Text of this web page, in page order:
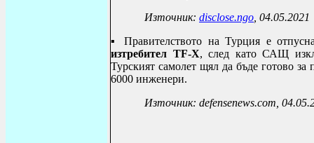
Източник: disclose.ngo , 04.05.2021
▪ Правителството на Турция е
изтребител TF-X, след като САЩ
Турският самолет щял да бъде готово
6000 инженери.
Източник: defensenews.com,